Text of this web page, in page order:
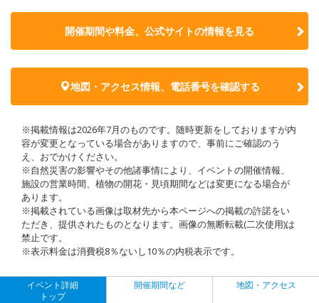
開催期間や料金、公式サイトの情報を見る
地図・アクセス情報、電話番号を確認する
※掲載情報は2026年7月のものです。随時更新をしておりますが内
容が変更となっている場合がありますので、事前にご確認のう
え、おでかけください。
※自然災害の影響やその他諸事情により、イベントの開催情報、
施設の営業時間、植物の開花・見頃期間などは変更になる場合が
あります。
※掲載されている画像は取材先から本ページへの掲載の許諾をい
ただき、提供されたものとなります。画像の無断転載(二次使用)は
禁止です。
※表示料金は消費税8％ないし10％の内税表示です。
イベント詳細
トップ
開催期間など 地図・アクセス